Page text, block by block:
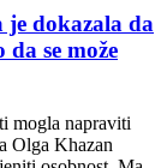
dokazala da
se može
mogla napraviti
Olga Khazan